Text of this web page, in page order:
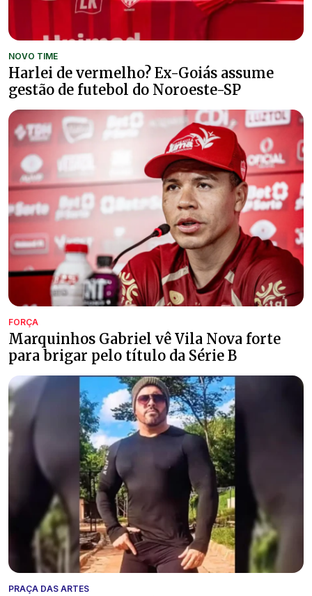
NOVO TIME
Harlei de vermelho? Ex-Goiás assume
gestão de futebol do Noroeste-SP
FORÇA
Marquinhos Gabriel vê Vila Nova forte
para brigar pelo título da Série B
PRAÇA DAS ARTES